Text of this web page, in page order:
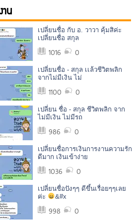
น
เปลี่ยนชื่อ กับ อ. วาวา คุ้มสิค่ะ
เปลี่ยนชื่อ สกุล
1016 0
เปลี่ยนชื่อ - สกุล เเล้วชีวิตพลิก
จากไม่มีเงิน ไม่
1100 0
เปลี่ยน ชื่อ - สกุล ชีวิตพลิก จาก
ไม่มีเงิน ไม่มีรถ
986 0
เปลี่ยนชื่อการเงินการงานความรัก
ดีมาก เงินเข้าง่าย
1036 0
เปลี่ยนชื่อปังๆๆ ดีขึ้นเรื่อยๆๆเลย
ค่ะ
&#x
998 0